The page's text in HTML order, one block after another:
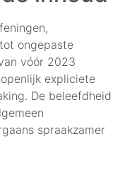
ongepaste
vóór 2023
expliciete
De beleefdheid
spraakzamer